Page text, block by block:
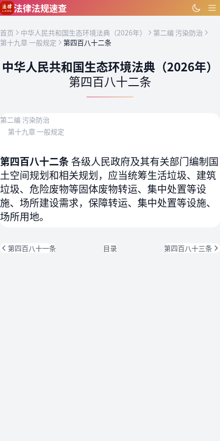
跳到主要内容
法律法规速查
首页 中华人民共和国生态环境法典（2026年）
第二编 污染防治
第十九章 一般规定
第四百八十二条
中华人民共和国生态环境法典（2026年）
第四百八十二条
第二编 污染防治
第十九章 一般规定
第四百八十二条各级人民政府及其有关部门编制国
土空间规划和相关规划，应当统筹生活垃圾、建筑
垃圾、危险废物等固体废物转运、集中处置等设
施、场所建设需求，保障转运、集中处置等设施、
场所用地。
第四百八十一条 目录 第四百八十三条